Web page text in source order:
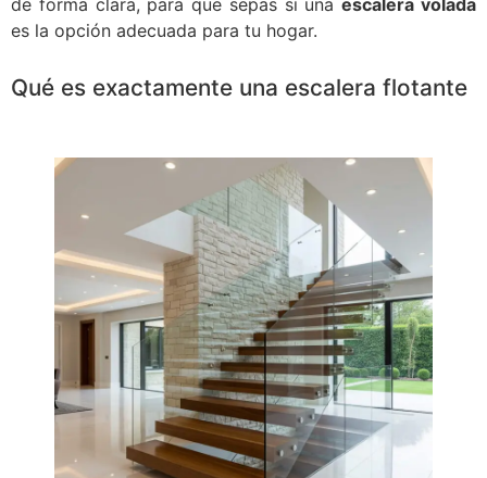
dudas:¿Son seguras? ¿Cómo se sujetan?
¿En qué se
es la opción adecuada para tu hogar.
Qué es exactamente una escalera flotante